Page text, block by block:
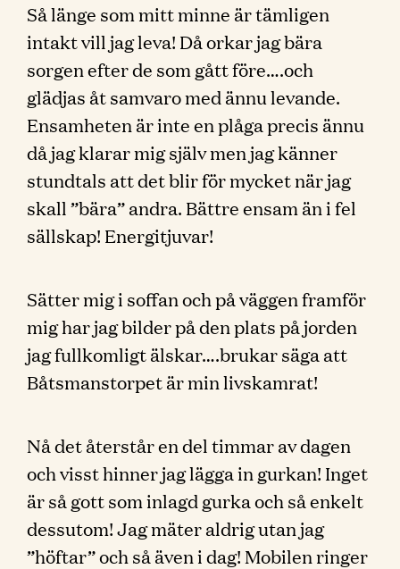
Så länge som mitt minne är tämligen
intakt vill jag leva! Då orkar jag bära
sorgen efter de som gått före….och
glädjas åt samvaro med ännu levande.
Ensamheten är inte en plåga precis ännu
då jag klarar mig själv men jag känner
stundtals att det blir för mycket när jag
skall ”bära” andra. Bättre ensam än i fel
sällskap! Energitjuvar!
Sätter mig i soffan och på väggen framför
mig har jag bilder på den plats på jorden
jag fullkomligt älskar….brukar säga att
Båtsmanstorpet är min livskamrat!
Nå det återstår en del timmar av dagen
och visst hinner jag lägga in gurkan! Inget
är så gott som inlagd gurka och så enkelt
dessutom! Jag mäter aldrig utan jag
”höftar” och så även i dag! Mobilen ringer